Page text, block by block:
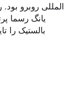
یانگ رسما
بالستیک را